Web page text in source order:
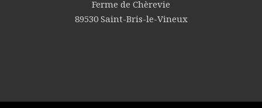
Ferme de Chèrevie
89530 Saint-Bris-le-Vineux